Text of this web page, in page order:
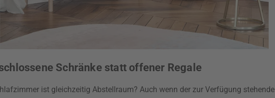
Schränke statt offener Regale
ist gleichzeitig Abstellraum? Auch wenn der zur Verfügung stehende